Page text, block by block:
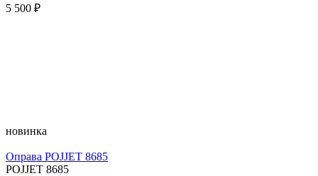
5 500 ₽
новинка
Оправа POJJET 8685
POJJET 8685